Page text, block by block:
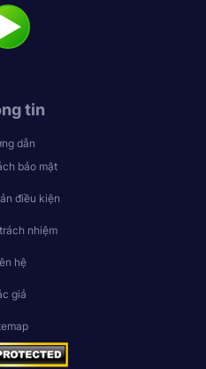
tin
dẫn
bảo mật
điều kiện
nhiệm
hệ
giả